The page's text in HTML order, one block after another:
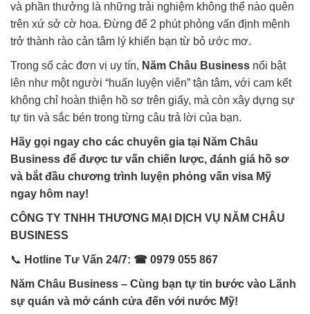
và phần thưởng là những trải nghiệm không thể nào quên
trên xứ sở cờ hoa. Đừng để 2 phút phỏng vấn định mệnh
trở thành rào cản tâm lý khiến bạn từ bỏ ước mơ.
Trong số các đơn vị uy tín, Năm Châu Business nổi bật
lên như một người “huấn luyện viên” tận tâm, với cam kết
không chỉ hoàn thiện hồ sơ trên giấy, mà còn xây dựng sự
tự tin và sắc bén trong từng câu trả lời của bạn.
Hãy gọi ngay cho các chuyên gia tại Năm Châu
Business để được tư vấn chiến lược, đánh giá hồ sơ
và bắt đầu chương trình luyện phỏng vấn visa Mỹ
ngay hôm nay!
CÔNG TY TNHH THƯƠNG MẠI DỊCH VỤ NĂM CHÂU
BUSINESS
📞 Hotline Tư Vấn 24/7: ☎ 0979 055 867
Năm Châu Business – Cùng bạn tự tin bước vào Lãnh
sự quán và mở cánh cửa đến với nước Mỹ!